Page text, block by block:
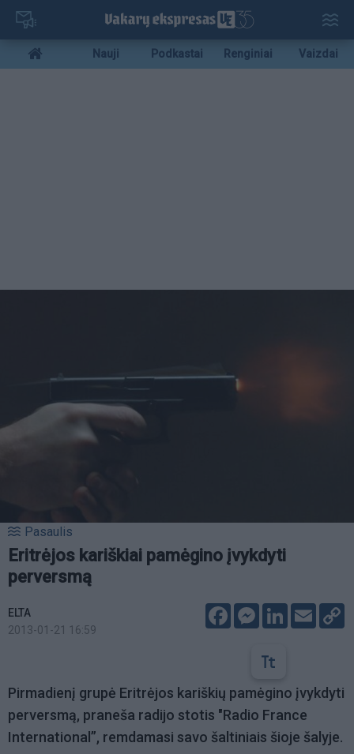
Pereiti
pagrindinį
turinį
Mobile
menu
Nauji Podkastai Renginiai Vaizdai
Pasaulis
Eritrėjos kariškiai pamėgino įvykdyti
perversmą
ELTA
2013-01-21 16:59
FacebookMessenger
LinkedIn
Email
Pirmadienį grupė Eritrėjos kariškių pamėgino įvykdyti
perversmą, praneša radijo stotis "Radio France
International”, remdamasi savo šaltiniais šioje šalyje.